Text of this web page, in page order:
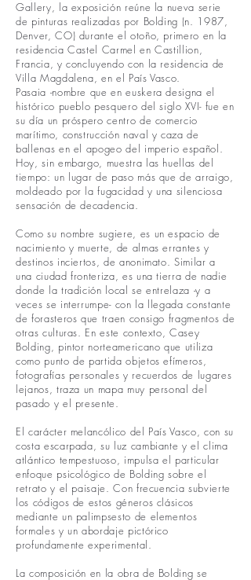
Gallery, la exposición reúne la nueva serie
de pinturas realizadas por Bolding (n. 1987,
Denver, CO) durante el otoño, primero en la
residencia Castel Carmel en Castillion,
Francia, y concluyendo con la residencia de
Villa Magdalena, en el País Vasco.
Pasaia -nombre que en euskera designa el
histórico pueblo pesquero del siglo XVI- fue en
su día un próspero centro de comercio
marítimo, construcción naval y caza de
ballenas en el apogeo del imperio español.
Hoy, sin embargo, muestra las huellas del
tiempo: un lugar de paso más que de arraigo,
moldeado por la fugacidad y una silenciosa
sensación de decadencia.
Como su nombre sugiere, es un espacio de
nacimiento y muerte, de almas errantes y
destinos inciertos, de anonimato. Similar a
una ciudad fronteriza, es una tierra de nadie
donde la tradición local se entrelaza -y a
veces se interrumpe- con la llegada constante
de forasteros que traen consigo fragmentos de
otras culturas. En este contexto, Casey
Bolding, pintor norteamericano que utiliza
como punto de partida objetos efímeros,
fotografías personales y recuerdos de lugares
lejanos, traza un mapa muy personal del
pasado y el presente.
El carácter melancólico del País Vasco, con su
costa escarpada, su luz cambiante y el clima
atlántico tempestuoso, impulsa el particular
enfoque psicológico de Bolding sobre el
retrato y el paisaje. Con frecuencia subvierte
los códigos de estos géneros clásicos
mediante un palimpsesto de elementos
formales y un abordaje pictórico
profundamente experimental.
La composición en la obra de Bolding se